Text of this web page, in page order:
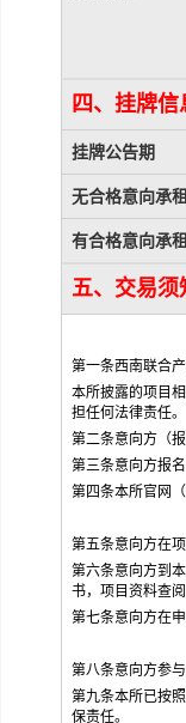
四、挂牌信
挂牌公告期
无合格意向承
有合格意向承
五、交易须
第一条西南联合
本所披露的项目
担任何法律责任。
第二条意向方（
第三条意向方报
第四条本所官网
第五条意向方在
第六条意向方到
书，项目资料查
第七条意向方在
第八条意向方参
第九条本所已按
保责任。